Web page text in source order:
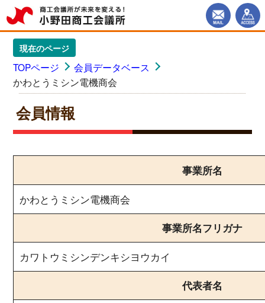
現在のページ
TOPページ
会員データベース
かわとうミシン電機商会
会員情報
事業所名
かわとうミシン電機商会
事業所名フリガナ
カワトウミシンデンキシヨウカイ
代表者名